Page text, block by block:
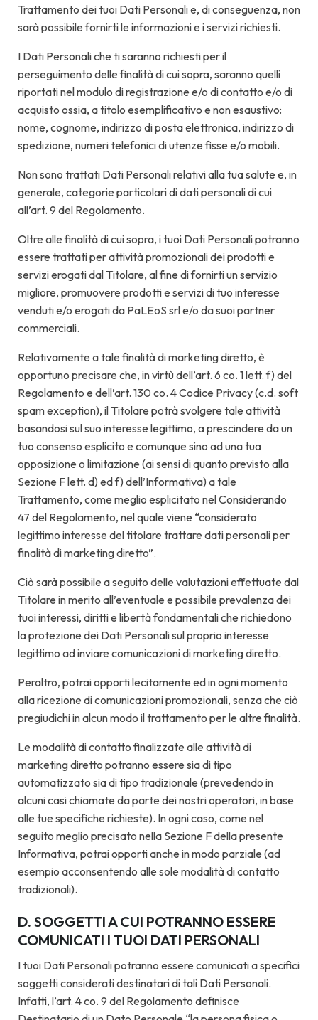
Trattamento dei tuoi Dati Personali e, di conseguenza, non
sarà possibile fornirti le informazioni e i servizi richiesti.
I Dati Personali che ti saranno richiesti per il
perseguimento delle finalità di cui sopra, saranno quelli
riportati nel modulo di registrazione e/o di contatto e/o di
acquisto ossia, a titolo esemplificativo e non esaustivo:
nome, cognome, indirizzo di posta elettronica, indirizzo di
spedizione, numeri telefonici di utenze fisse e/o mobili.
Non sono trattati Dati Personali relativi alla tua salute e, in
generale, categorie particolari di dati personali di cui
all’art. 9 del Regolamento.
Oltre alle finalità di cui sopra, i tuoi Dati Personali potranno
essere trattati per attività promozionali dei prodotti e
servizi erogati dal Titolare, al fine di fornirti un servizio
migliore, promuovere prodotti e servizi di tuo interesse
venduti e/o erogati da PaLEoS srl e/o da suoi partner
commerciali.
Relativamente a tale finalità di marketing diretto, è
opportuno precisare che, in virtù dell’art. 6 co. 1 lett. f) del
Regolamento e dell’art. 130 co. 4 Codice Privacy (c.d. soft
spam exception), il Titolare potrà svolgere tale attività
basandosi sul suo interesse legittimo, a prescindere da un
tuo consenso esplicito e comunque sino ad una tua
opposizione o limitazione (ai sensi di quanto previsto alla
Sezione F lett. d) ed f) dell’Informativa) a tale
Trattamento, come meglio esplicitato nel Considerando
47 del Regolamento, nel quale viene “considerato
legittimo interesse del titolare trattare dati personali per
finalità di marketing diretto”.
Ciò sarà possibile a seguito delle valutazioni effettuate dal
Titolare in merito all’eventuale e possibile prevalenza dei
tuoi interessi, diritti e libertà fondamentali che richiedono
la protezione dei Dati Personali sul proprio interesse
legittimo ad inviare comunicazioni di marketing diretto.
Peraltro, potrai opporti lecitamente ed in ogni momento
alla ricezione di comunicazioni promozionali, senza che ciò
pregiudichi in alcun modo il trattamento per le altre finalità.
Le modalità di contatto finalizzate alle attività di
marketing diretto potranno essere sia di tipo
automatizzato sia di tipo tradizionale (prevedendo in
alcuni casi chiamate da parte dei nostri operatori, in base
alle tue specifiche richieste). In ogni caso, come nel
seguito meglio precisato nella Sezione F della presente
Informativa, potrai opporti anche in modo parziale (ad
esempio acconsentendo alle sole modalità di contatto
tradizionali).
D. SOGGETTI A CUI POTRANNO ESSERE
COMUNICATI I TUOI DATI PERSONALI
I tuoi Dati Personali potranno essere comunicati a specifici
soggetti considerati destinatari di tali Dati Personali.
Infatti, l’art. 4 co. 9 del Regolamento definisce